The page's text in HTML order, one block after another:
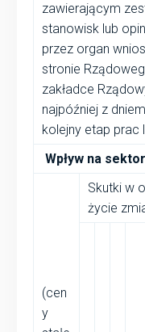
zawierającym
stanowisk lub
przez organ
stronie
zakładce
najpóźniej z
kolejny etap prac
Wpływ na
(cen
y
Skutki w
życie